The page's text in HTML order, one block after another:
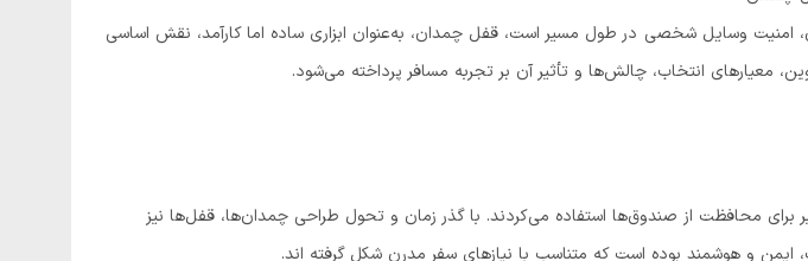
امنیت وسایل شخصی در طول مسیر است، قفل چمدان، به‌عنوان ابزاری ساده اما کارآمد، نقش اساسی
معیارهای انتخاب، چالش‌ها و تأثیر آن بر تجربه مسافر پرداخته می‌شود.
برای محافظت از صندوق‌ها استفاده می‌کردند. با گذر زمان و تحول طراحی چمدان‌ها، قفل‌ها نیز
و هوشمند بوده است که متناسب با نیازهای سفر مدرن شکل گرفته ‌اند.